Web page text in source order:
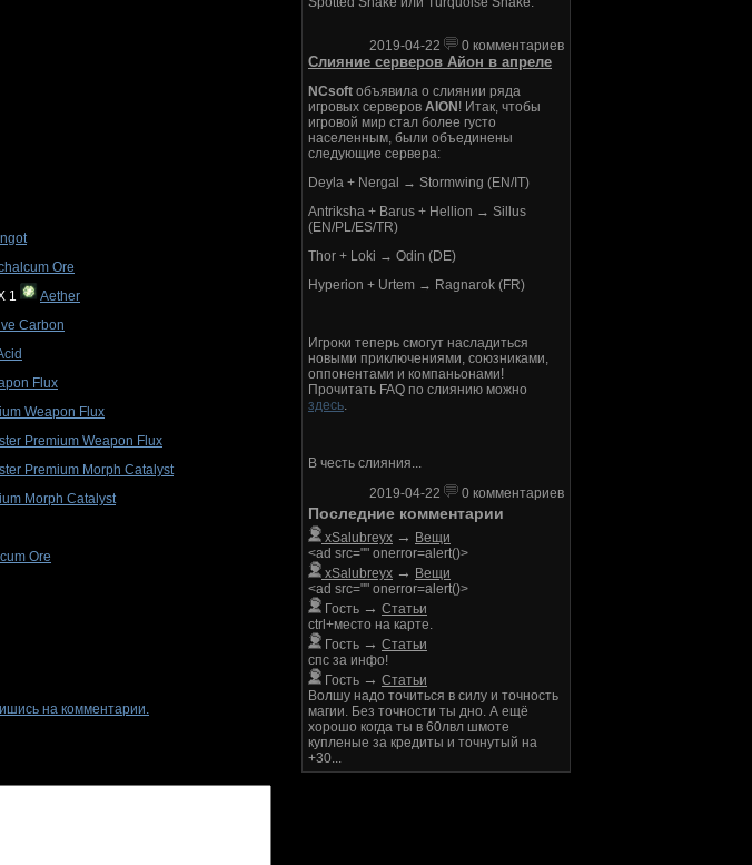
Ore
1
Aether
Carbon
Flux
Weapon Flux
Premium Weapon Flux
Premium Morph Catalyst
Morph Catalyst
Ore
на комментарии.
2019-04-22 0 комментариев
Слияние серверов Айон в апреле
NCsoft объявила о слиянии ряда
игровых серверов AION ! Итак, чтобы
игровой мир стал более густо
населенным, были объединены
следующие сервера:
Deyla + Nergal → Stormwing (EN/IT)
Antriksha + Barus + Hellion → Sillus
(EN/PL/ES/TR)
Thor + Loki → Odin (DE)
Hyperion + Urtem → Ragnarok (FR)
Игроки теперь смогут насладиться
новыми приключениями, союзниками,
оппонентами и компаньонами!
Прочитать FAQ по слиянию можно
здесь.
В честь слияния...
2019-04-22
0 комментариев
Последние комментарии
xSalubreyx → Вещи
<ad src="" onerror=alert()>
xSalubreyx → Вещи
<ad src="" onerror=alert()>
Гость → Статьи
ctrl+место на карте.
Гость → Статьи
спс за инфо!
Гость → Статьи
Волшу надо точиться в силу и точность
магии. Без точности ты дно. А ещё
хорошо когда ты в 60лвл шмоте
купленые за кредиты и точнутый на
+30...